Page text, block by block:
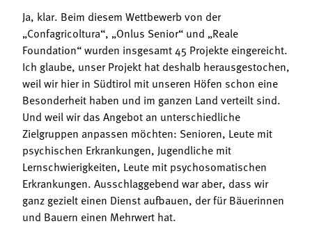
Ja, klar. Beim diesem Wettbewerb von der
„Confagricoltura“, „Onlus Senior“ und „Reale
Foundation“ wurden insgesamt 45 Projekte eingereicht.
Ich glaube, unser Projekt hat deshalb herausgestochen,
weil wir hier in Südtirol mit unseren Höfen schon eine
Besonderheit haben und im ganzen Land verteilt sind.
Und weil wir das Angebot an unterschiedliche
Zielgruppen anpassen möchten: Senioren, Leute mit
psychischen Erkrankungen, Jugendliche mit
Lernschwierigkeiten, Leute mit psychosomatischen
Erkrankungen. Ausschlaggebend war aber, dass wir
ganz gezielt einen Dienst aufbauen, der für Bäuerinnen
und Bauern einen Mehrwert hat.